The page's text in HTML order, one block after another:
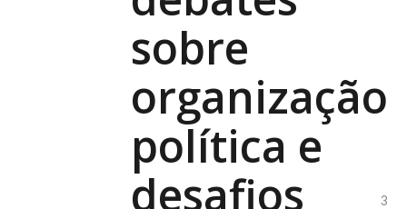
sobre
organização
política e
desafios
3